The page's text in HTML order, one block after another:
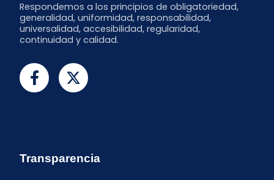
Respondemos a los principios de obligatoriedad,
generalidad, uniformidad, responsabilidad,
universalidad, accesibilidad, regularidad,
continuidad y calidad.
Transparencia